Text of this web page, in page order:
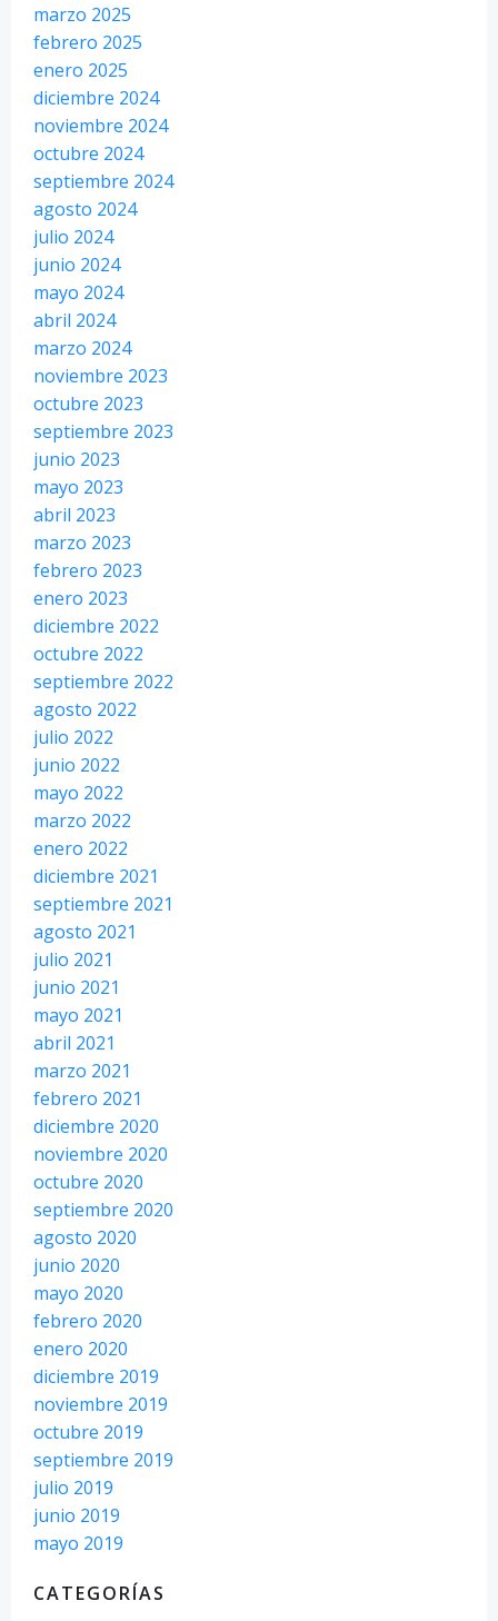
marzo 2025
febrero 2025
enero 2025
diciembre 2024
noviembre 2024
octubre 2024
septiembre 2024
agosto 2024
julio 2024
junio 2024
mayo 2024
abril 2024
marzo 2024
noviembre 2023
octubre 2023
septiembre 2023
junio 2023
mayo 2023
abril 2023
marzo 2023
febrero 2023
enero 2023
diciembre 2022
octubre 2022
septiembre 2022
agosto 2022
julio 2022
junio 2022
mayo 2022
marzo 2022
enero 2022
diciembre 2021
septiembre 2021
agosto 2021
julio 2021
junio 2021
mayo 2021
abril 2021
marzo 2021
febrero 2021
diciembre 2020
noviembre 2020
octubre 2020
septiembre 2020
agosto 2020
junio 2020
mayo 2020
febrero 2020
enero 2020
diciembre 2019
noviembre 2019
octubre 2019
septiembre 2019
julio 2019
junio 2019
mayo 2019
CATEGORÍAS